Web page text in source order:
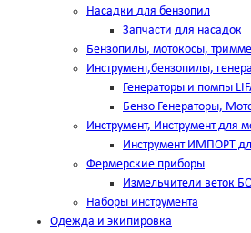
Насадки для бензопил
Запчасти для насадок
Бензопилы, мотокосы,
Инструмент,бензопилы,
Генераторы и помпы
Бензо Генераторы,
Инструмент, Инструмент для
Инструмент ИМПОРТ
Фермерские приборы
Измельчители веток
Наборы инструмента
Одежда и экипировка